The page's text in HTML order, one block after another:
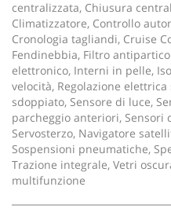
centralizzata, Chiusura
Climatizzatore, Controllo
Cronologia tagliandi, Cruise
Fendinebbia, Filtro
elettronico, Interni in pelle,
velocità, Regolazione
sdoppiato, Sensore di luce,
parcheggio anteriori, Sensori
Servosterzo, Navigatore
Sospensioni pneumatiche,
Trazione integrale, Vetri
multifunzione